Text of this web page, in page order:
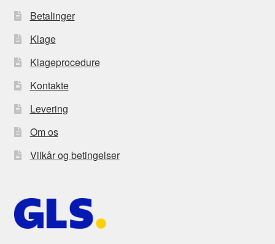
Betalinger
Klage
Klageprocedure
Kontakte
Levering
Om os
Vilkår og betingelser